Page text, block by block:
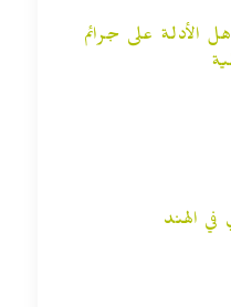
الأدلة على جرائم
في الهند